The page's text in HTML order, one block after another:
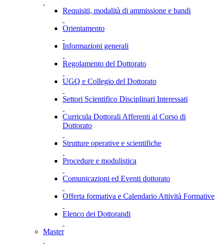
Requisiti, modalità di ammissione e bandi
Orientamento
Informazioni generali
Regolamento del Dottorato
UGQ e Collegio del Dottorato
Settori Scientifico Disciplinari Interessati
Curricula Dottorali Afferenti al Corso di
Dottorato
Strutture operative e scientifiche
Procedure e modulistica
Comunicazioni ed Eventi dottorato
Offerta formativa e Calendario Attività Formative
Elenco dei Dottorandi
Master